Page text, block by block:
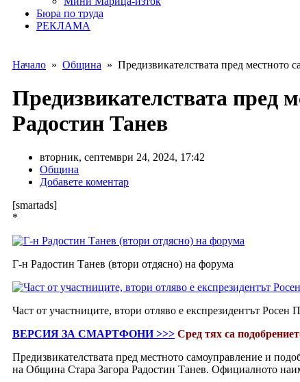
Бюра по труда
РЕКЛАМА
Начало » Община » Предизвикателствата пред местното
Предизвикателствата пред
Радостин Танев
вторник, септември 24, 2024, 17:42
Община
Добавете коментар
[smartads]
*
Г-н Радостин Танев (втори отдясно) на форума
Част от участниците, втори отляво е експрезидентът Росен
ВЕРСИЯ ЗА СМАРТФОНИ >>> Сред тях са
Предизвикателствата пред местното самоуправление и
на Община Стара Загора Радостин Танев. Официалното